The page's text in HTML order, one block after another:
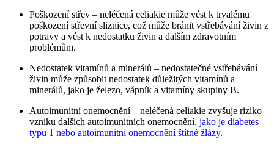
Poškození střev – ⁣neléčená celiakie⁤ může vést k trvalému
poškození střevní sliznice, což ‌může bránit vstřebávání živin‌ z⁤
potravy⁤ a vést k‌ nedostatku⁣ živin a​ dalším zdravotním
problémům.
Nedostatek vitamínů ⁢a ⁢minerálů – ⁤nedostatečné vstřebávání
živin může způsobit⁣ nedostatek důležitých ⁣vitamínů a
minerálů,‍ jako je železo, ‍vápník a vitamíny⁢ skupiny ⁢B.
Autoimunitní onemocnění – neléčená celiakie zvyšuje ‍riziko
vzniku‌ dalších autoimunitních​ onemocnění, jako je diabetes
typu 1 nebo autoimunitní onemocnění štítné žlázy.